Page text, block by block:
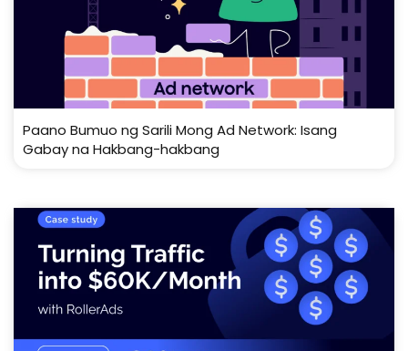
Paano Bumuo ng Sarili Mong Ad Network: Isang
Gabay na Hakbang-hakbang